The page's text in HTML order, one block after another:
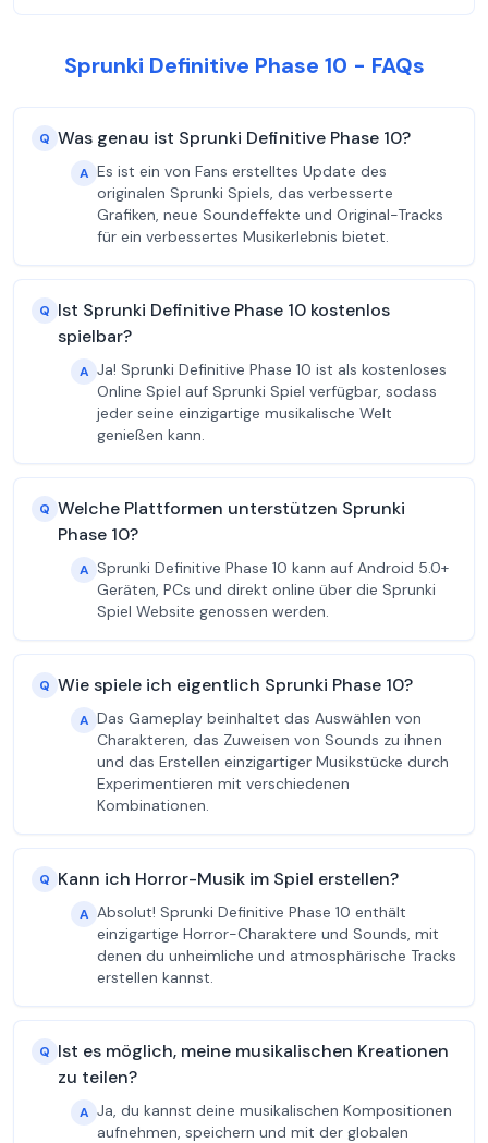
Sprunki Definitive Phase 10 - FAQs
Q Was genau ist Sprunki Definitive Phase 10?
A Es ist ein von Fans erstelltes Update des
originalen Sprunki Spiels, das verbesserte
Grafiken, neue Soundeffekte und Original-Tracks
für ein verbessertes Musikerlebnis bietet.
Q Ist Sprunki Definitive Phase 10 kostenlos
spielbar?
A Ja! Sprunki Definitive Phase 10 ist als kostenloses
Online Spiel auf Sprunki Spiel verfügbar, sodass
jeder seine einzigartige musikalische Welt
genießen kann.
Q Welche Plattformen unterstützen Sprunki
Phase 10?
A Sprunki Definitive Phase 10 kann auf Android 5.0+
Geräten, PCs und direkt online über die Sprunki
Spiel Website genossen werden.
Q Wie spiele ich eigentlich Sprunki Phase 10?
A Das Gameplay beinhaltet das Auswählen von
Charakteren, das Zuweisen von Sounds zu ihnen
und das Erstellen einzigartiger Musikstücke durch
Experimentieren mit verschiedenen
Kombinationen.
Q Kann ich Horror-Musik im Spiel erstellen?
A Absolut! Sprunki Definitive Phase 10 enthält
einzigartige Horror-Charaktere und Sounds, mit
denen du unheimliche und atmosphärische Tracks
erstellen kannst.
Q Ist es möglich, meine musikalischen Kreationen
zu teilen?
A Ja, du kannst deine musikalischen Kompositionen
aufnehmen, speichern und mit der globalen